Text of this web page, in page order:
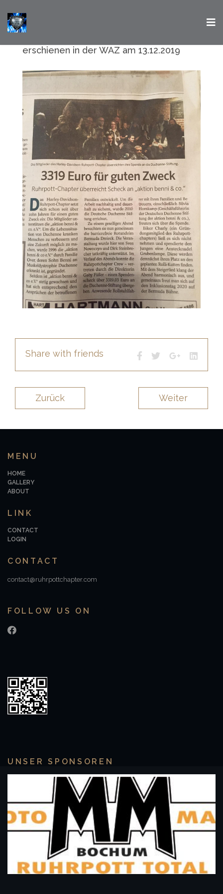
erschienen in der WAZ am 13.12.2019
Share with friends
Zurück Weiter
MENU
HOME
GALLERY
ABOUT
LINK
CONTACT
LOGIN
CONTACT
contact@ruhrpottchapter.com
FOLLOW US ON
UNSER SPONSOREN